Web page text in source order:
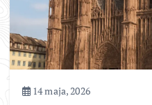
14 maja, 2026